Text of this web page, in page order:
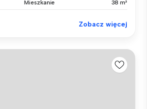
Mieszkanie 38 m²
Zobacz więcej